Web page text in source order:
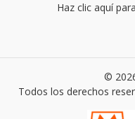
Haz clic aquí
©
Todos los derechos